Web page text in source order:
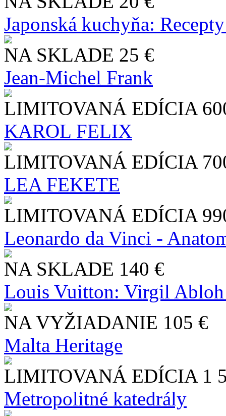
Japonská kuchyňa:
NA SKLADE 25 €
Jean-Michel Frank
LIMITOVANÁ EDÍCIA
KAROL FELIX
LIMITOVANÁ EDÍCIA
LEA FEKETE
LIMITOVANÁ EDÍCIA
Leonardo da Vinci -
NA SKLADE 140 €
Louis Vuitton: Virgil
NA VYŽIADANIE 105 €
Malta Heritage
LIMITOVANÁ EDÍCIA 1
Metropolitné katedrály